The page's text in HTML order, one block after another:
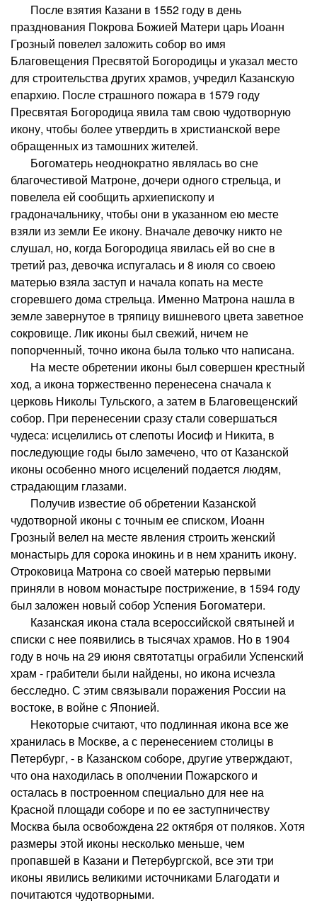
После взятия Казани в 1552 году в день
празднования Покрова Божией Матери царь Иоанн
Грозный повелел заложить собор во имя
Благовещения Пресвятой Богородицы и указал место
для строительства других храмов, учредил Казанскую
епархию. После страшного пожара в 1579 году
Пресвятая Богородица явила там свою чудотворную
икону, чтобы более утвердить в христианской вере
обращенных из тамошних жителей.
Богоматерь неоднократно являлась во сне
благочестивой Матроне, дочери одного стрельца, и
повелела ей сообщить архиепископу и
градоначальнику, чтобы они в указанном ею месте
взяли из земли Ее икону. Вначале девочку никто не
слушал, но, когда Богородица явилась ей во сне в
третий раз, девочка испугалась и 8 июля со своею
матерью взяла заступ и начала копать на месте
сгоревшего дома стрельца. Именно Матрона нашла в
земле завернутое в тряпицу вишневого цвета заветное
сокровище. Лик иконы был свежий, ничем не
попорченный, точно икона была только что написана.
На месте обретении иконы был совершен крестный
ход, а икона торжественно перенесена сначала к
церковь Николы Тульского, а затем в Благовещенский
собор. При перенесении сразу стали совершаться
чудеса: исцелились от слепоты Иосиф и Никита, в
последующие годы было замечено, что от Казанской
иконы особенно много исцелений подается людям,
страдающим глазами.
Получив известие об обретении Казанской
чудотворной иконы с точным ее списком, Иоанн
Грозный велел на месте явления строить женский
монастырь для сорока инокинь и в нем хранить икону.
Отроковица Матрона со своей матерью первыми
приняли в новом монастыре пострижение, в 1594 году
был заложен новый собор Успения Богоматери.
Казанская икона стала всероссийской святыней и
списки с нее появились в тысячах храмов. Но в 1904
году в ночь на 29 июня святотатцы ограбили Успенский
храм - грабители были найдены, но икона исчезла
бесследно. С этим связывали поражения России на
востоке, в войне с Японией.
Некоторые считают, что подлинная икона все же
хранилась в Москве, а с перенесением столицы в
Петербург, - в Казанском соборе, другие утверждают,
что она находилась в ополчении Пожарского и
осталась в построенном специально для нее на
Красной площади соборе и по ее заступничеству
Москва была освобождена 22 октября от поляков. Хотя
размеры этой иконы несколько меньше, чем
пропавшей в Казани и Петербургской, все эти три
иконы явились великими источниками Благодати и
почитаются чудотворными.